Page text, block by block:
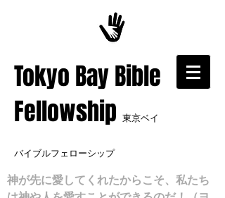
​Tokyo Bay Bible
Fellowship 東京ベイ
バイブルフェローシップ
神が先に愛してくれたからこそ、私たち